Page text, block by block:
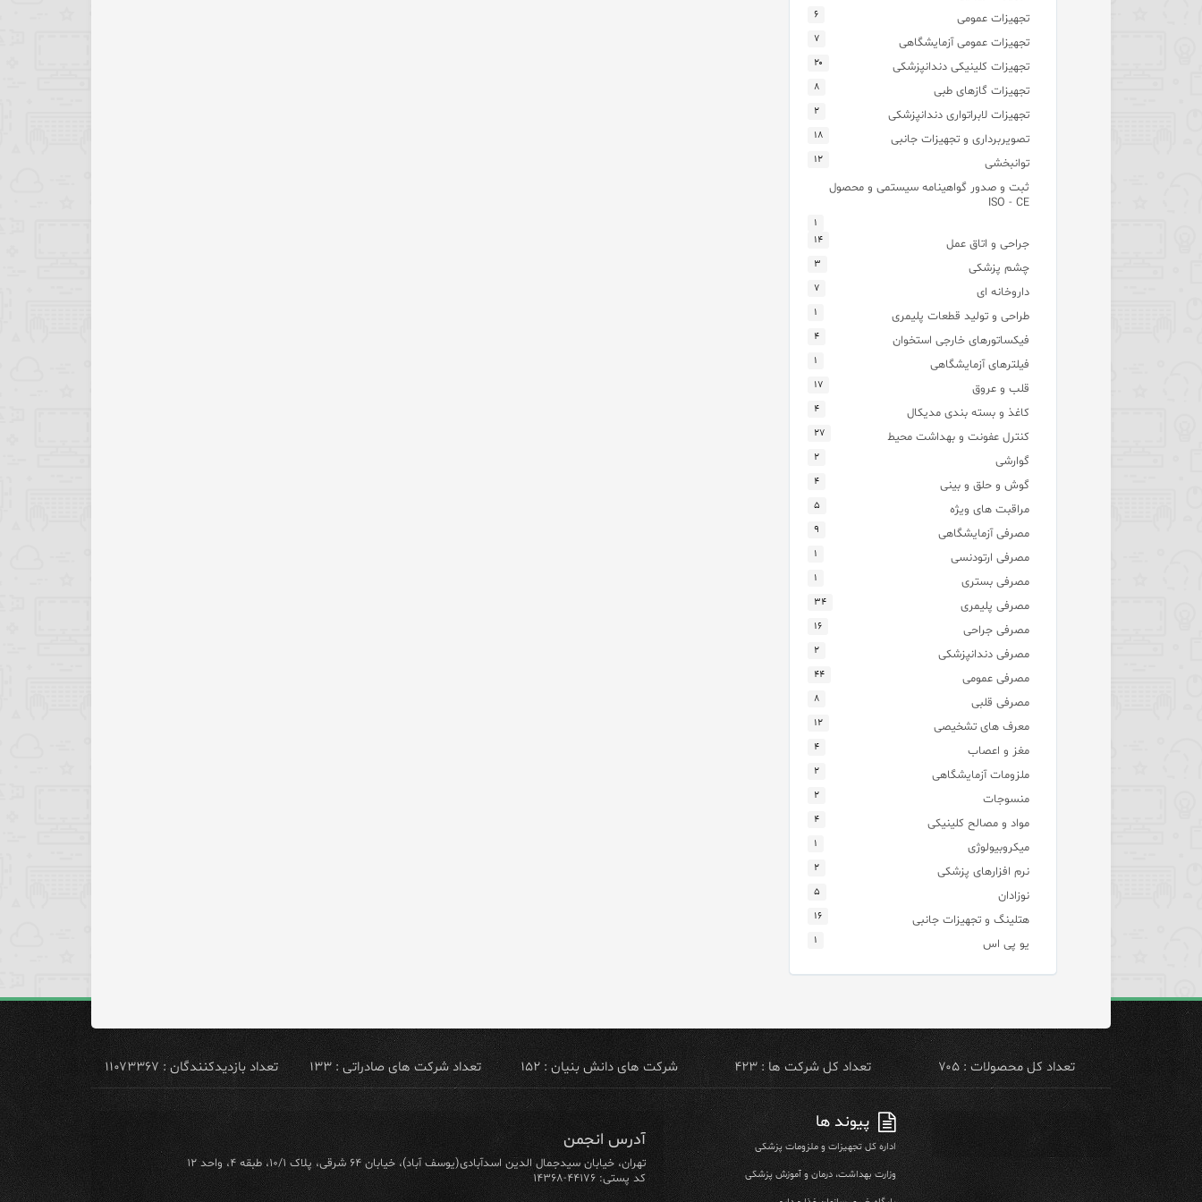
تجهیزات عمومی ۶
تجهیزات عمومی آزمایشگاهی ۷
تجهیزات کلینیکی دندانپزشکی ۲۰
تجهیزات گازهای طبی ۸
تجهیزات لابراتواری دندانپزشکی ۲
تصویربرداری و تجهیزات جانبی ۱۸
توانبخشی ۱۲
ثبت و صدور گواهینامه سیستمی و محصول
ISO - CE
۱
جراحی و اتاق عمل ۱۴
چشم پزشکی ۳
داروخانه ای ۷
طراحی و تولید قطعات پلیمری ۱
فیکساتورهای خارجی استخوان ۴
فیلترهای آزمایشگاهی ۱
قلب و عروق ۱۷
کاغذ و بسته بندی مدیکال ۴
کنترل عفونت و بهداشت محیط ۲۷
گوارشی ۲
گوش و حلق و بینی ۴
مراقبت های ویژه ۵
مصرفی آزمایشگاهی ۹
مصرفی ارتودنسی ۱
مصرفی بستری ۱
مصرفی پلیمری ۳۴
مصرفی جراحی ۱۶
مصرفی دندانپزشکی ۲
مصرفی عمومی ۴۴
مصرفی قلبی ۸
معرف های تشخیصی ۱۲
مغز و اعصاب ۴
ملزومات آزمایشگاهی ۲
منسوجات ۲
مواد و مصالح کلینیکی ۴
میکروبیولوژی ۱
نرم افزارهای پزشکی ۲
نوزادان ۵
هتلینگ و تجهیزات جانبی ۱۶
یو پی اس ۱
تعداد کل محصولات : ۷۰۵ تعداد کل شرکت ها : ۴۲۳ شرکت های دانش بنیان : ۱۵۲ تعداد شرکت های صادراتی : ۱۳۳ تعداد بازدیدکنندگان : ۱۱۰۷۳۳۶۷
پیوند ها
اداره کل تجهیزات و ملزومات پزشکی
وزارت بهداشت، درمان و آموزش پزشکی
آدرس انجمن
تهران، خیابان سیدجمال الدین اسدآبادی(یوسف آباد)، خیابان ۶۴ شرقی، پلاک ۱۰/۱، طبقه ۴، واحد ۱۲
کد پستی: ۴۴۱۷۶-۱۴۳۶۸